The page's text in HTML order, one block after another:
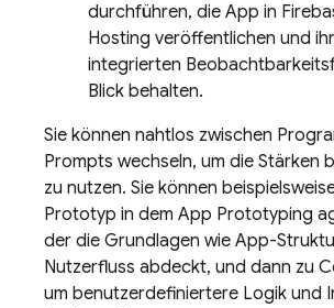
durchführen, die App in
Hosting veröffentlichen und
integrierten
Blick behalten.
Sie können nahtlos zwischen
Prompts wechseln, um die Stärken
zu nutzen. Sie können
Prototyp in dem App Prototyping
der die Grundlagen wie App-
Nutzerfluss abdeckt, und dann zu
um benutzerdefiniertere Logik und